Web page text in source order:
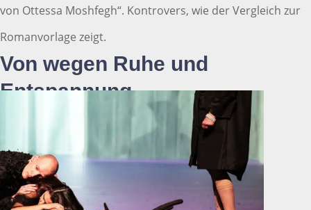
Von wegen Ruhe und
Entspannung
von Ottessa Moshfegh“. Kontrovers, wie der Vergleich zur
Romanvorlage zeigt.